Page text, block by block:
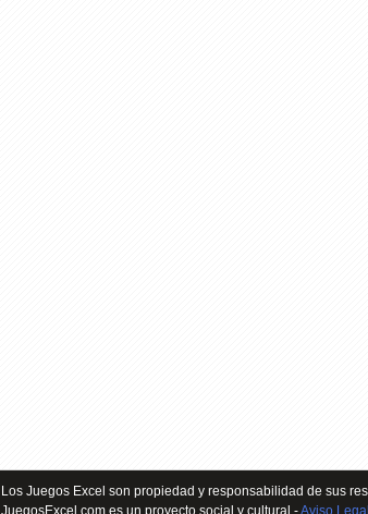
Los Juegos Excel son propiedad y responsabilidad de sus
JuegosExcel.com es un proyecto social y cultural -Aviso Legal